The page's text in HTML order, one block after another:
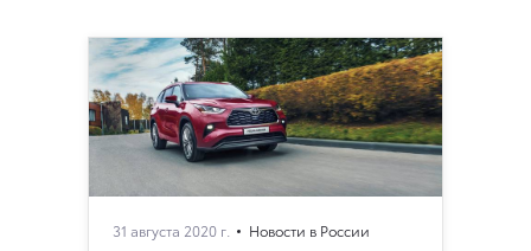
31 августа 2020 г. Новости в России